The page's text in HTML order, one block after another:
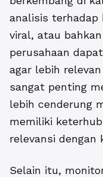
analisis terhadap
viral, atau
perusahaan
agar lebih
sangat penting
lebih cenderung
memiliki
relevansi dengan
Selain itu,